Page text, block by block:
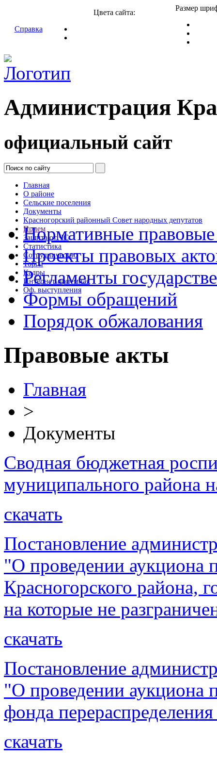
Справка
Цвета сайта:
Размер
Администрация
официальный сайт
Главная
О районе
Сельские поселения
Документы
Красногорский районный Совет народных депутатов
Прием
Защита от ЧС
Статистика
Сотрудничество
Торги
Кадры
Интернет-приемная
Оф. выступления
Нормативные
Проекты правовых
Регламенты
Формы обращений
Порядок обжалования
Правовые акты
Главная
>
Документы
Сводная бюджетная
муниципального района
скачать
Постановление
"О проведении аукциона
Красногорского района,
на которые не
скачать
Постановление
"О проведении аукциона
фонда
скачать